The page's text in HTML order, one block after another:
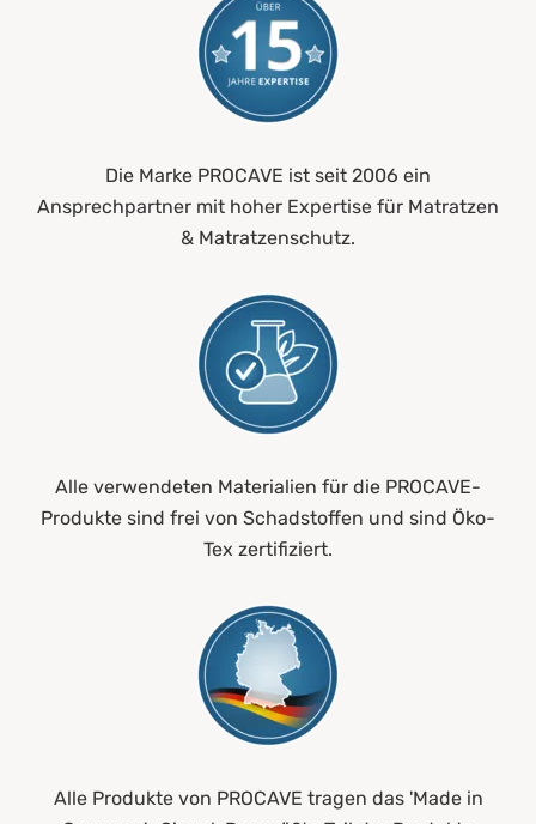
Die Marke PROCAVE ist seit 2006 ein
Ansprechpartner mit hoher Expertise für Matratzen
& Matratzenschutz.
Alle verwendeten Materialien für die PROCAVE-
Produkte sind frei von Schadstoffen und sind Öko-
Tex zertifiziert.
Alle Produkte von PROCAVE tragen das 'Made in